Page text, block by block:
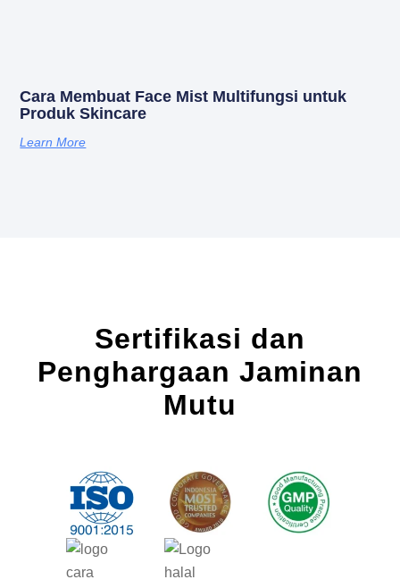
Cara Membuat Face Mist Multifungsi untuk
Produk Skincare
Learn More
Sertifikasi dan
Penghargaan Jaminan
Mutu